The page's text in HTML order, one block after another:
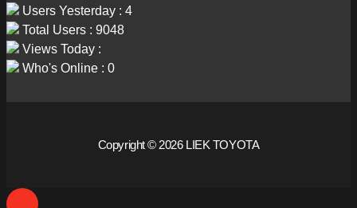
Users Yesterday : 4
Total Users : 9048
Views Today :
Who's Online : 0
Copyright © 2026 LIEK TOYOTA